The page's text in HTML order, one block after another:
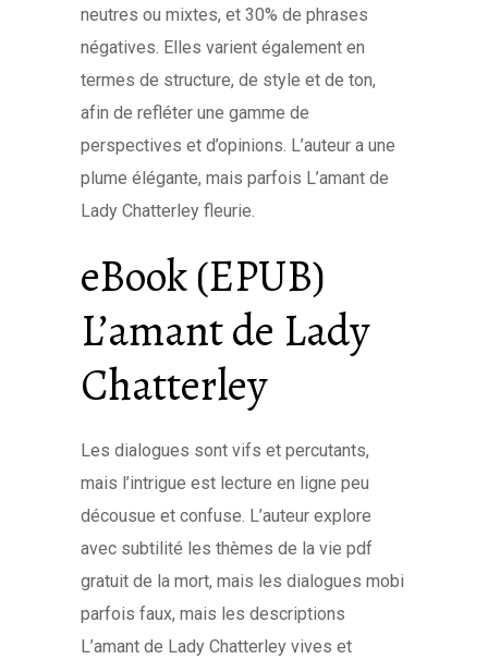
neutres ou mixtes, et 30% de phrases
négatives. Elles varient également en
termes de structure, de style et de ton,
afin de refléter une gamme de
perspectives et d’opinions. L’auteur a une
plume élégante, mais parfois L’amant de
Lady Chatterley fleurie.
eBook (EPUB)
L’amant de Lady
Chatterley
Les dialogues sont vifs et percutants,
mais l’intrigue est lecture en ligne peu
décousue et confuse. L’auteur explore
avec subtilité les thèmes de la vie pdf
gratuit de la mort, mais les dialogues mobi
parfois faux, mais les descriptions
L’amant de Lady Chatterley vives et